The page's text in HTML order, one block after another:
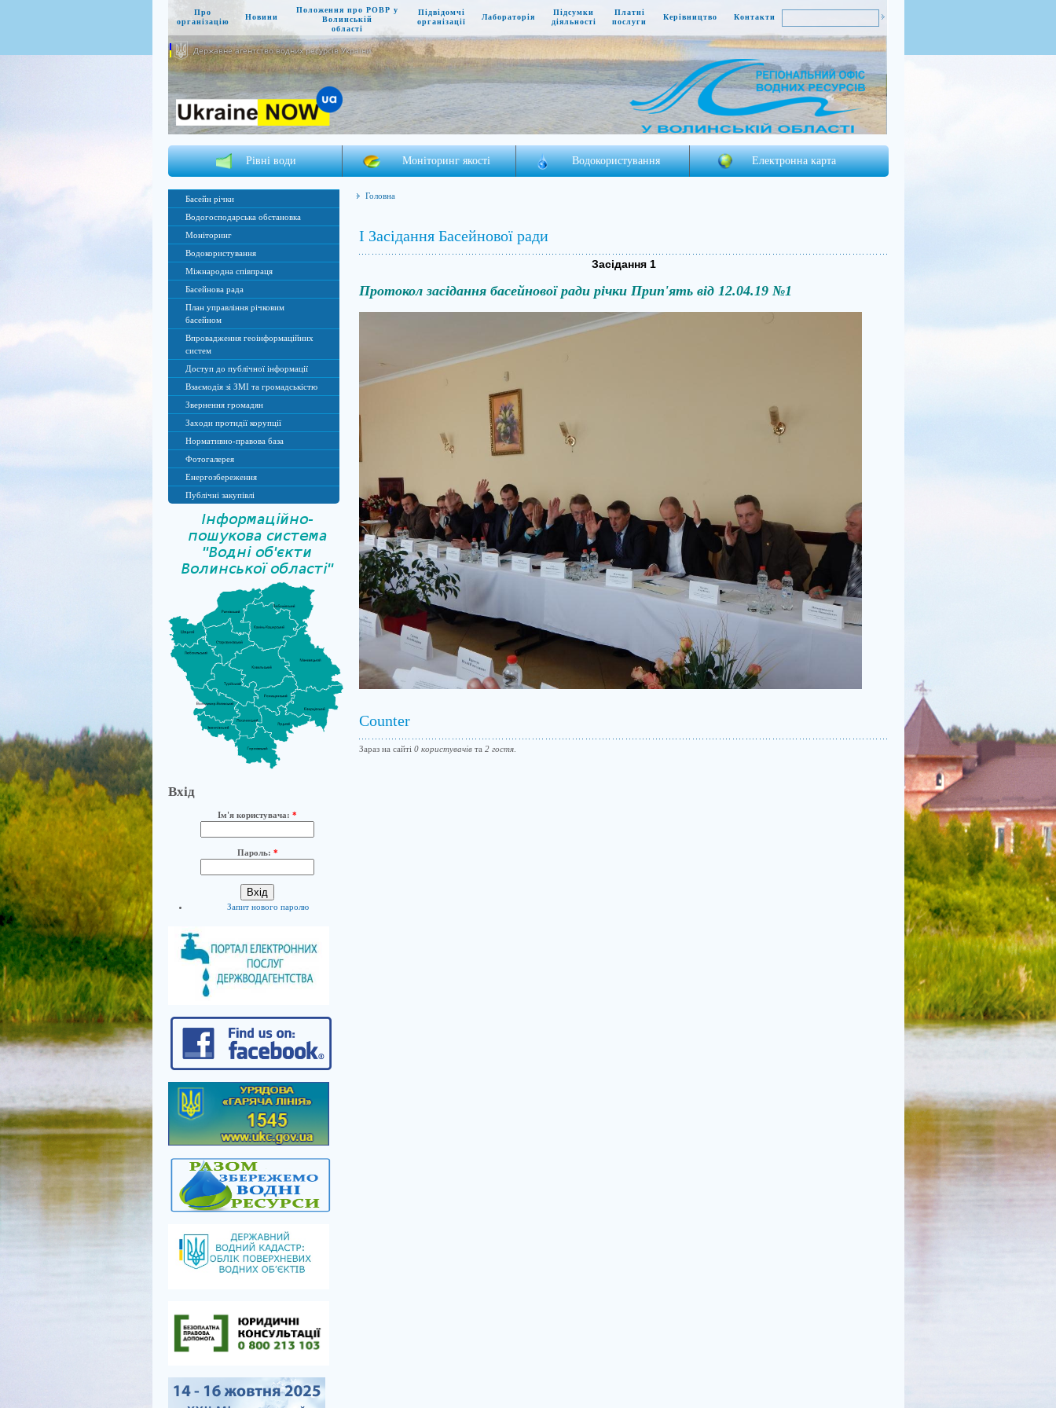
Про
організацію
Новини
Положення про РОВР у
Волинській
області
Підвідомчі
організації
Лабораторія
Підсумки
діяльності
Платні
послуги
Керівництво Контакти
Державне агентство водних ресурсів України
Рівні води Моніторинг якості Водокористування Електронна карта
Басейн річки
Водогосподарська обстановка
Моніторинг
Водокористування
Міжнародна співпраця
Басейнова рада
План управління річковим
басейном
Впровадження геоінформаційних
систем
Доступ до публічної інформації
Взаємодія зі ЗМІ та громадськістю
Звернення громадян
Заходи протидії корупції
Нормативно-правова база
Фотогалерея
Енергозбереження
Публічні закупівлі
Вхід
Ім'я користувача: *
Пароль: *
Запит нового паролю
Головна
І Засідання Басейнової ради
Засідання 1
Протокол засідання басейнової ради річки Прип'ять від 12.04.19 №1
Counter
Зараз на сайті 0 користувачівта 2 гостя.